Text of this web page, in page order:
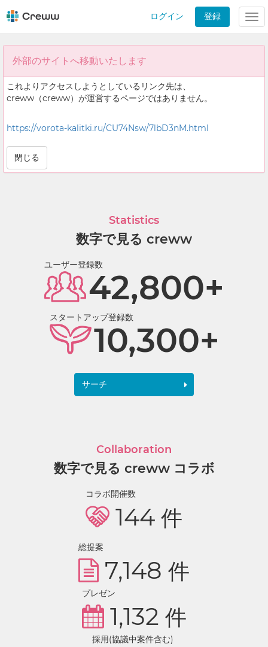
ログイン 登録
外部のサイトへ移動いたします
これよりアクセスしようとしているリンク先は、
creww（creww）が運営するページではありません。
https://vorota-kalitki.ru/CU74Nsw/7lbD3nM.html
閉じる
Statistics
数字で見る creww
ユーザー登録数
42,800+
スタートアップ登録数
10,300+
サーチ
Collaboration
数字で見る creww コラボ
コラボ開催数
144 件
総提案
7,148 件
プレゼン
1,132 件
採用(協議中案件含む)